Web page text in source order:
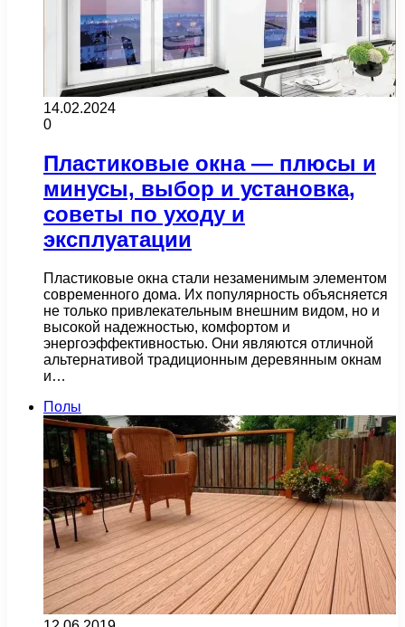
14.02.2024
0
Пластиковые окна — плюсы и
минусы, выбор и установка,
советы по уходу и
эксплуатации
Пластиковые окна стали незаменимым элементом
современного дома. Их популярность объясняется
не только привлекательным внешним видом, но и
высокой надежностью, комфортом и
энергоэффективностью. Они являются отличной
альтернативой традиционным деревянным окнам
и…
Полы